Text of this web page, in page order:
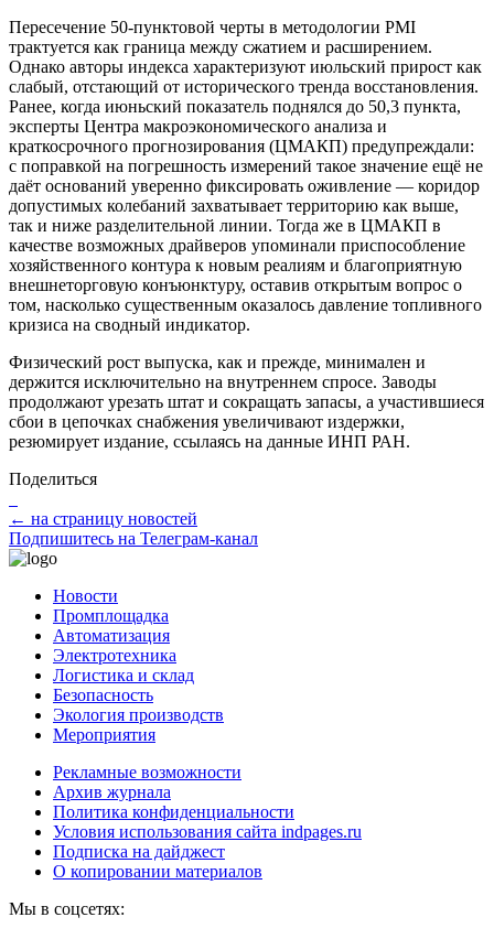
Пересечение 50-пунктовой черты в методологии PMI
трактуется как граница между сжатием и расширением.
Однако авторы индекса характеризуют июльский прирост как
слабый, отстающий от исторического тренда восстановления.
Ранее, когда июньский показатель поднялся до 50,3 пункта,
эксперты Центра макроэкономического анализа и
краткосрочного прогнозирования (ЦМАКП) предупреждали:
с поправкой на погрешность измерений такое значение ещё не
даёт оснований уверенно фиксировать оживление — коридор
допустимых колебаний захватывает территорию как выше,
так и ниже разделительной линии. Тогда же в ЦМАКП в
качестве возможных драйверов упоминали приспособление
хозяйственного контура к новым реалиям и благоприятную
внешнеторговую конъюнктуру, оставив открытым вопрос о
том, насколько существенным оказалось давление топливного
кризиса на сводный индикатор.
Физический рост выпуска, как и прежде, минимален и
держится исключительно на внутреннем спросе. Заводы
продолжают урезать штат и сокращать запасы, а участившиеся
сбои в цепочках снабжения увеличивают издержки,
резюмирует издание, ссылаясь на данные ИНП РАН.
Поделиться
← на страницу новостей
Подпишитесь на Телеграм-канал
Новости
Промплощадка
Автоматизация
Электротехника
Логистика и склад
Безопасность
Экология производств
Мероприятия
Рекламные возможности
Архив журнала
Политика конфиденциальности
Условия использования сайта indpages.ru
Подписка на дайджест
О копировании материалов
Мы в соцсетях: